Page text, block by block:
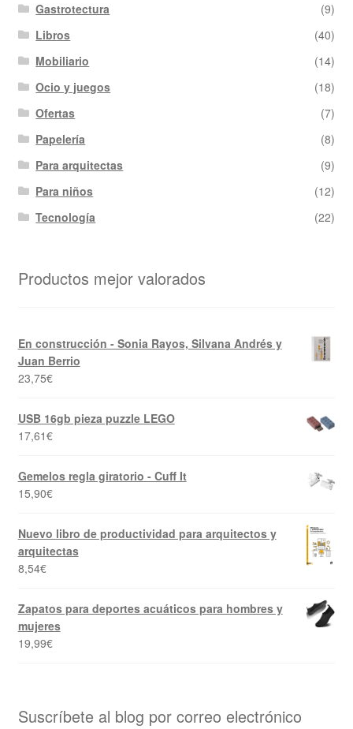
Gastrotectura
(9)
Libros
(40)
Mobiliario
(14)
Ocio y juegos
(18)
Ofertas
(7)
Papelería
(8)
Para arquitectas
(9)
Para niños
(12)
Tecnología
(22)
Productos mejor valorados
En construcción - Sonia Rayos, Silvana Andrés y
Juan Berrio
23,75€
USB 16gb pieza puzzle LEGO
17,61€
Gemelos regla giratorio - Cuff It
15,90€
Nuevo libro de productividad para arquitectos y
arquitectas
8,54€
Zapatos para deportes acuáticos para hombres y
mujeres
19,99€
Suscríbete al blog por correo electrónico